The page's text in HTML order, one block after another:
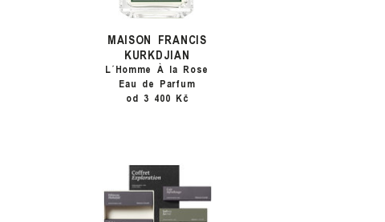
MAISON FRANCIS
KURKDJIAN
L´Homme À la Rose
Eau de Parfum
od 3 400 Kč